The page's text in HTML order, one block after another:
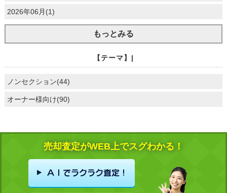
2026年06月(1)
もっとみる
【テーマ】|
ノンセクション(44)
オーナー様向け(90)
売却査定がWEB上でスグわかる！